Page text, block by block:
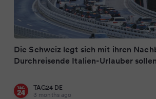
Die Schweiz legt sich mit ihren
Durchreisende Italien-Urlauber
TAG24 DE
3 months ago